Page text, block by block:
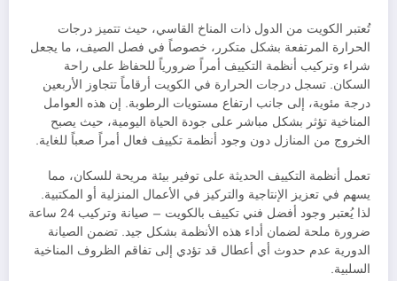
تُعتبر الكويت من الدول ذات المناخ القاسي، حيث تتميز درجات
الحرارة المرتفعة بشكل متكرر، خصوصاً في فصل الصيف، ما يجعل
شراء وتركيب أنظمة التكييف أمراً ضرورياً للحفاظ على راحة
السكان. تسجل درجات الحرارة في الكويت أرقاماً تتجاوز الأربعين
درجة مئوية، إلى جانب ارتفاع مستويات الرطوبة. إن هذه العوامل
المناخية تؤثر بشكل مباشر على جودة الحياة اليومية، حيث يصبح
الخروج من المنازل دون وجود أنظمة تكييف فعال أمراً صعباً للغاية.
تعمل أنظمة التكييف الحديثة على توفير بيئة مريحة للسكان، مما
يسهم في تعزيز الإنتاجية والتركيز في الأعمال المنزلية أو المكتبية.
لذا يُعتبر وجود أفضل فني تكييف بالكويت – صيانة وتركيب 24 ساعة
ضرورة ملحة لضمان أداء هذه الأنظمة بشكل جيد. تضمن الصيانة
الدورية عدم حدوث أي أعطال قد تؤدي إلى تفاقم الظروف المناخية
السلبية.